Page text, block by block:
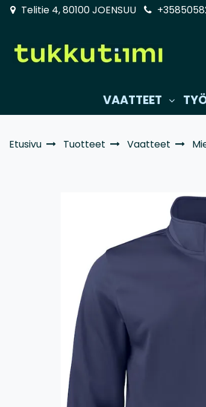
Siirry pääsisältöön
Telitie 4, 80100 JOENSUU
VAATTEET
Etusivu Tuotteet Vaatteet